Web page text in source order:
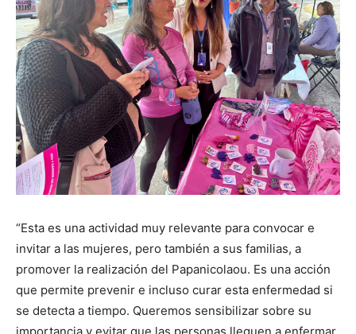
“Esta es una actividad muy relevante para convocar e
invitar a las mujeres, pero también a sus familias, a
promover la realización del Papanicolaou. Es una acción
que permite prevenir e incluso curar esta enfermedad si
se detecta a tiempo. Queremos sensibilizar sobre su